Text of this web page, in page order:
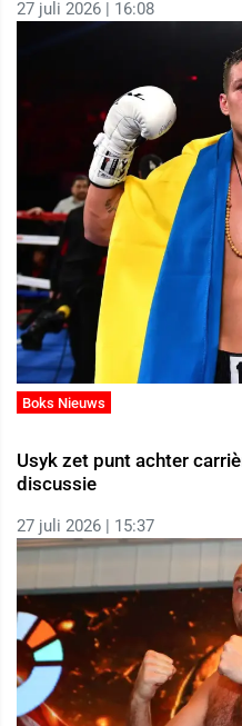
27 juli 2026 | 16:08
Boks Nieuws
Usyk zet punt achter
discussie
27 juli 2026 | 15:37